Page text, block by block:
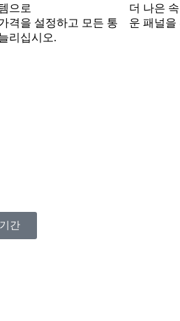
으로
격을 설정하고 모든 통
리십시오.
더 나은
운 패널을
간